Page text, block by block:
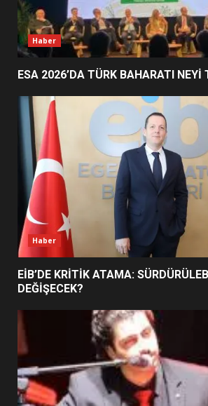
4
FİNALİNDE NE
5
UZATILDI: NE
6
BURHANİYE
TURNUVASI
DEĞİŞTİRİYOR?
BURHANİYE
YENİ YÖNETİM
Haber
ESA 2026’DA TÜRK BAHARATI
Haber
EİB’DE KRİTİK ATAMA:
DEĞİŞECEK?